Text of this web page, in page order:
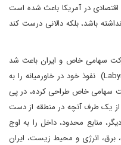
در آمریکا باعث شده است
باشد، بلکه دالانی درست ‌کند
این شرکت سهامی خاص و ایران باعث شد
که از منظر ژئوپلیتیک، ایران هزارتوی (Labyrinth) نفوذ خود در خاورمیانه را به
سهامی خاص طراحی کرده، در پی
از یک طرف آنچه در منطقه از دست
منابع محدود، داخل را به اوج
برق، انرژی و محیط زیست، ایران